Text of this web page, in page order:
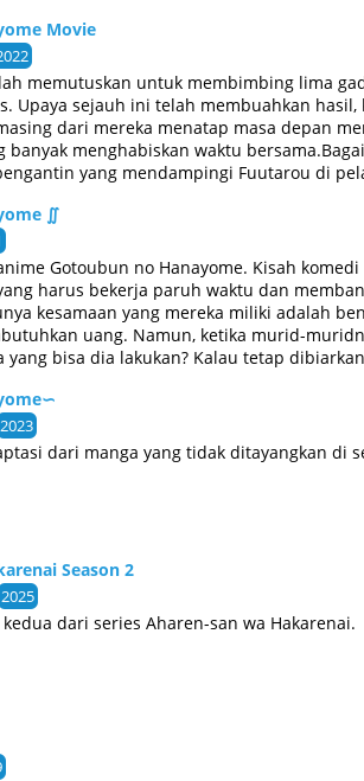
Movie
memutuskan untuk membimbing lima
Upaya sejauh ini telah membuahkan
dari mereka menatap masa depan
banyak menghabiskan waktu
yang mendampingi Fuutarou di
∬
Gotoubun no Hanayome. Kisah
harus bekerja paruh waktu dan
kesamaan yang mereka miliki adalah
uang. Namun, ketika murid-
yang bisa dia lakukan? Kalau tetap
2023
dari manga yang tidak ditayangkan di
Season 2
2025
dari series Aharen-san wa Hakarenai.